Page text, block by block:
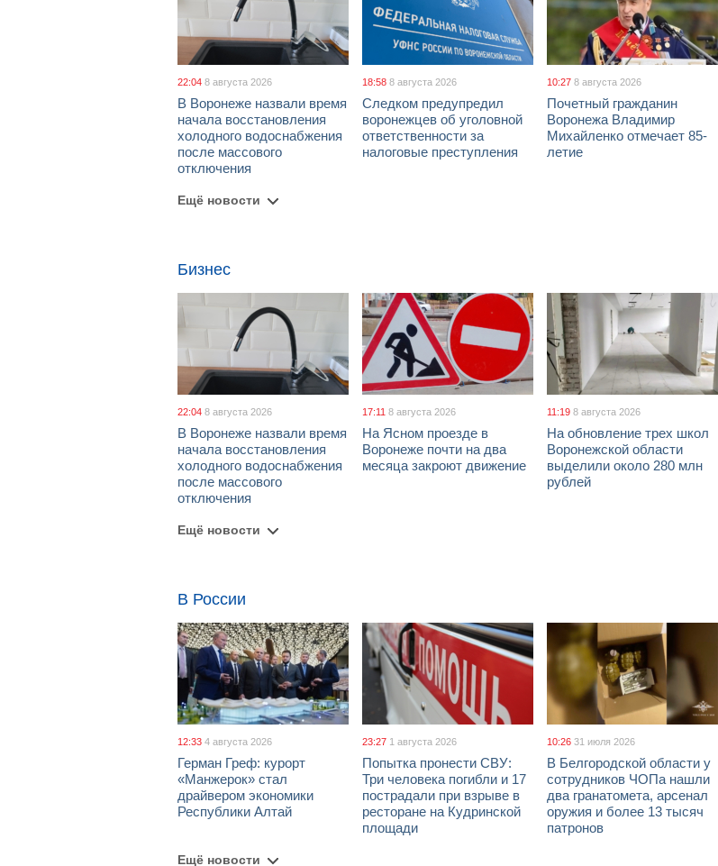
22:04 8 августа 2026
В Воронеже назвали время
начала восстановления
холодного водоснабжения
после массового
отключения
18:58 8 августа 2026
Следком предупредил
воронежцев об уголовной
ответственности за
налоговые преступления
10:27 8 августа 2026
Почетный гражданин
Воронежа Владимир
Михайленко отмечает 85-
летие
Ещё новости
Бизнес
22:04 8 августа 2026
В Воронеже назвали время
начала восстановления
холодного водоснабжения
после массового
отключения
17:11 8 августа 2026
На Ясном проезде в
Воронеже почти на два
месяца закроют движение
11:19 8 августа 2026
На обновление трех школ
Воронежской области
выделили около 280 млн
рублей
Ещё новости
В России
12:33 4 августа 2026
Герман Греф: курорт
«Манжерок» стал
драйвером экономики
Республики Алтай
23:27 1 августа 2026
Попытка пронести СВУ:
Три человека погибли и 17
пострадали при взрыве в
ресторане на Кудринской
площади
10:26 31 июля 2026
В Белгородской области у
сотрудников ЧОПа нашли
два гранатомета, арсенал
оружия и более 13 тысяч
патронов
Ещё новости